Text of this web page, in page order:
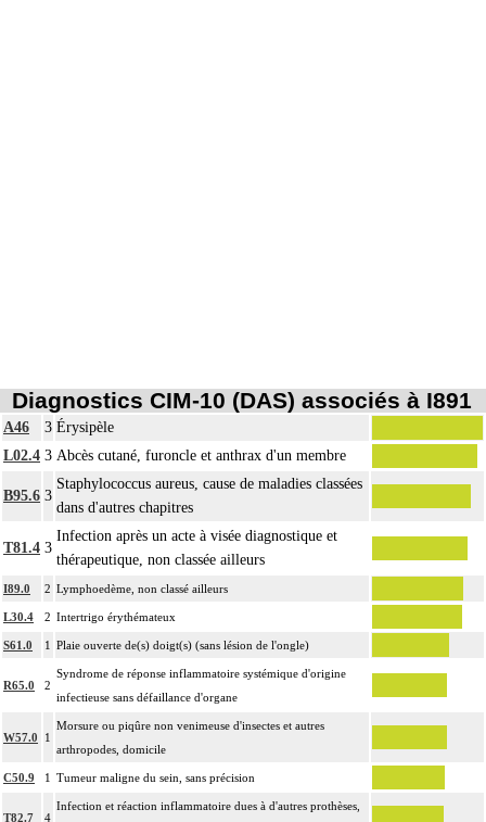
Diagnostics CIM-10 (DAS) associés à I891
A46 3 Érysipèle
L02.4 3 Abcès cutané, furoncle et anthrax d'un membre
B95.6 3
Staphylococcus aureus, cause de maladies classées
dans d'autres chapitres
T81.4 3
Infection après un acte à visée diagnostique et
thérapeutique, non classée ailleurs
I89.0 2 Lymphoedème, non classé ailleurs
L30.4 2 Intertrigo érythémateux
S61.0 1 Plaie ouverte de(s) doigt(s) (sans lésion de l'ongle)
R65.0 2
Syndrome de réponse inflammatoire systémique d'origine
infectieuse sans défaillance d'organe
W57.0 1
Morsure ou piqûre non venimeuse d'insectes et autres
arthropodes, domicile
C50.9 1 Tumeur maligne du sein, sans précision
T82.7 4
Infection et réaction inflammatoire dues à d'autres prothèses,